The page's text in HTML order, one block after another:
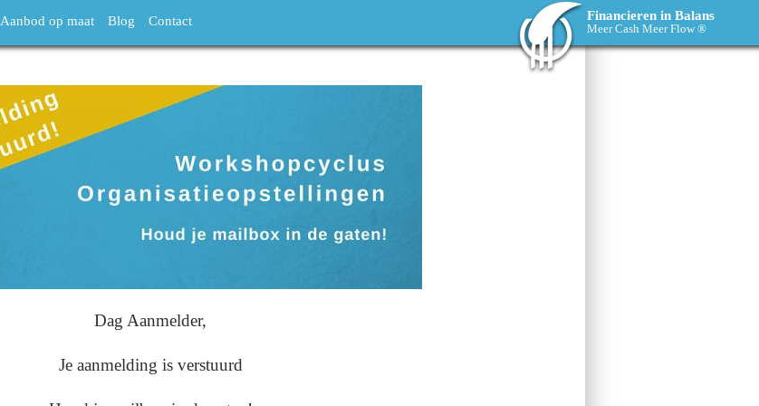
Aanbod op maat Blog Contact Financieren in Balans
Meer Cash Meer Flow ®
Dag Aanmelder,
Je aanmelding is verstuurd